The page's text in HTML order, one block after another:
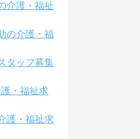
介護・福祉
の介護・福
タッフ募集
・福祉求
護・福祉求